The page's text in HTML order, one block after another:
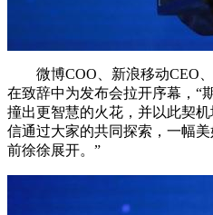
微博COO、新浪移动CEO、
在致辞中为发布会拉开序幕，“
撞出更智慧的火花，并以此契
信通过大家的共同探索，一幅
前徐徐展开。”